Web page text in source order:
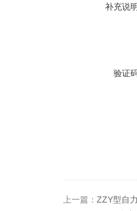
补充说
验证
上一篇： ZZY型自